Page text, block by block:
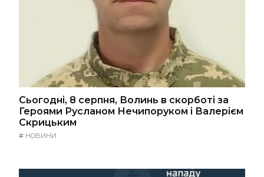
Сьогодні, 8 серпня, Волинь в скорботі за
Героями Русланом Нечипоруком і Валерієм
Скрицьким
# НОВИНИ